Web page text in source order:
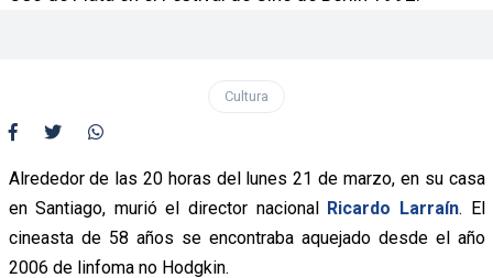
Cultura
Alrededor de las 20 horas del lunes 21 de marzo, en su casa
en Santiago, murió el director nacional Ricardo Larraín. El
cineasta de 58 años se encontraba aquejado desde el año
2006 de linfoma no Hodgkin.